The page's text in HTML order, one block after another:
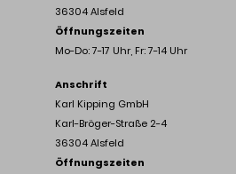
36304 Alsfeld
Öffnungszeiten
Mo-Do: 7-17 Uhr, Fr: 7-14 Uhr
Anschrift
Karl Kipping GmbH
Karl-Bröger-Straße 2-4
36304 Alsfeld
Öffnungszeiten